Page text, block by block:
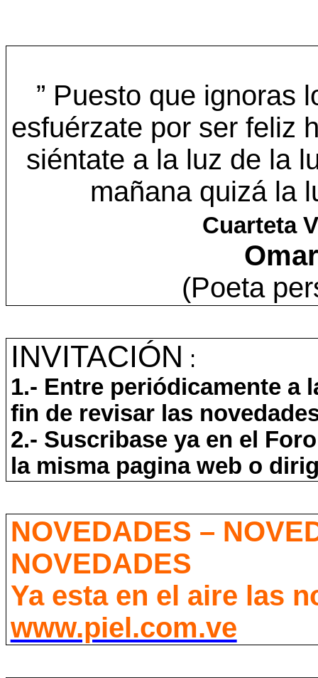
” Puesto que ignoras
esfuérzate por ser feliz
siéntate a la luz de la
mañana quizá la
Cuarteta V
(Poeta
INVITACIÓN :
1.- Entre periódicamente a
fin de revisar las
2.- Suscribase ya en el
la misma pagina web o
NOVEDADES –
NOVEDADES
Ya esta en el aire las
www.piel.com.ve